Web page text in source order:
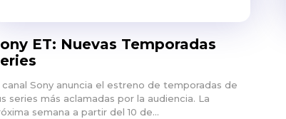
ET: Nuevas Temporadas
canal Sony anuncia el estreno de temporadas de
series más aclamadas por la audiencia. La
semana a partir del 10 de...